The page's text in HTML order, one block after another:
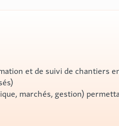
et de suivi de chantiers
marchés, gestion)